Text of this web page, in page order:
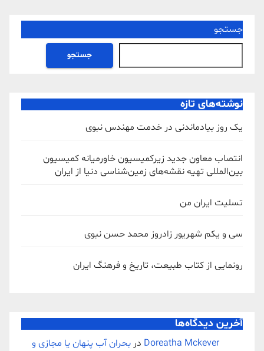
جستجو
جستجو
نوشته‌های تازه
یک روز بیادماندنی در خدمت مهندس نبوی
انتصاب معاون جدید زیرکمیسیون خاورمیانه کمیسیون
بین‌المللی تهیه نقشه‌های زمین‌شناسی دنیا از ایران
تسلیت ایران من
سی و یکم شهریور زادروز محمد حسن نبوی
رونمایی از کتاب طبیعت، تاریخ و فرهنگ ایران
آخرین دیدگاه‌ها
Doreatha Mckever در بحران آب پنهان یا مجازی و